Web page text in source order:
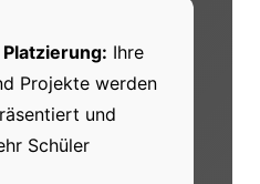
Ihre
Projekte werden
und
Schüler